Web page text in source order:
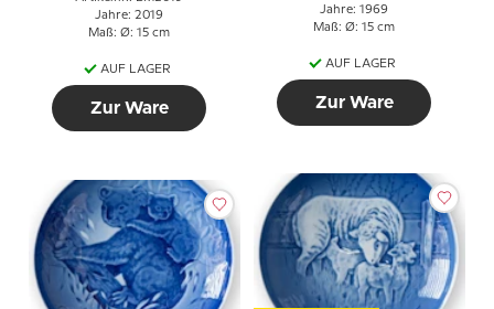
Jahre: 2019
Maß: Ø: 15 cm
AUF LAGER
Zur Ware
Jahre: 1969
Maß: Ø: 15 cm
AUF LAGER
Zur Ware